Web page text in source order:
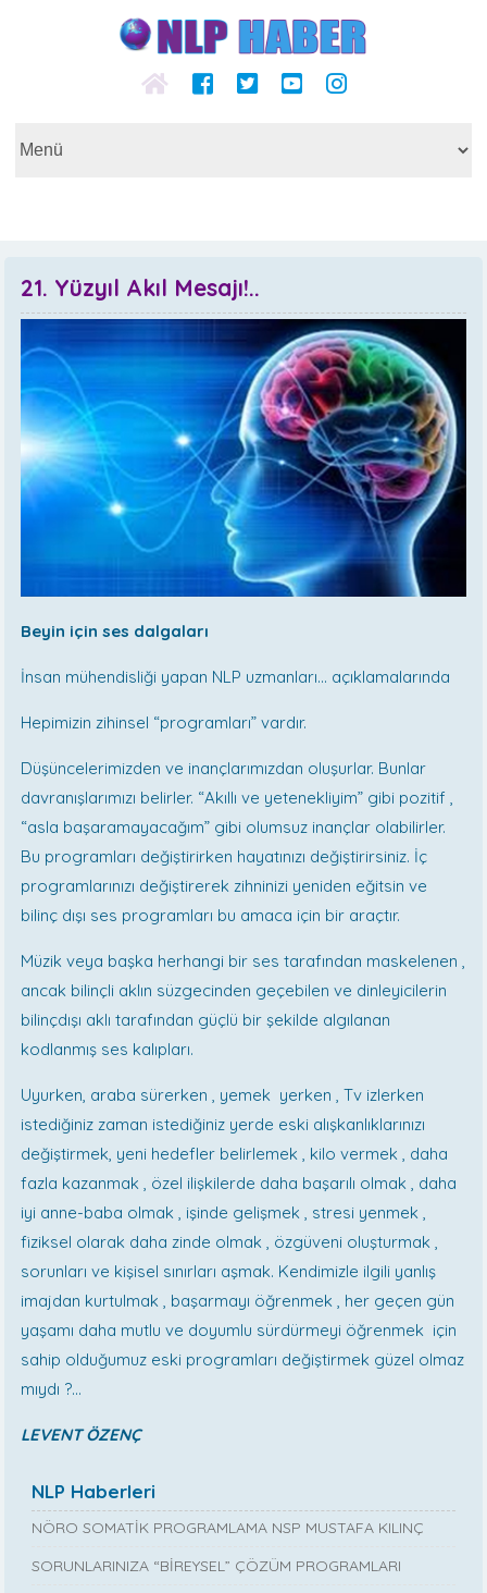
21. Yüzyıl Akıl Mesajı!..
Beyin için ses dalgaları
İnsan mühendisliği yapan NLP uzmanları… açıklamalarında
Hepimizin zihinsel “programları” vardır.
Düşüncelerimizden ve inançlarımızdan oluşurlar. Bunlar
davranışlarımızı belirler. “Akıllı ve yetenekliyim” gibi pozitif ,
“asla başaramayacağım” gibi olumsuz inançlar olabilirler.
Bu programları değiştirirken hayatınızı değiştirirsiniz. İç
programlarınızı değiştirerek zihninizi yeniden eğitsin ve
bilinç dışı ses programları bu amaca için bir araçtır.
Müzik veya başka herhangi bir ses tarafından maskelenen ,
ancak bilinçli aklın süzgecinden geçebilen ve dinleyicilerin
bilinçdışı aklı tarafından güçlü bir şekilde algılanan
kodlanmış ses kalıpları.
Uyurken, araba sürerken , yemek yerken , Tv izlerken
istediğiniz zaman istediğiniz yerde eski alışkanlıklarınızı
değiştirmek, yeni hedefler belirlemek , kilo vermek , daha
fazla kazanmak , özel ilişkilerde daha başarılı olmak , daha
iyi anne-baba olmak , işinde gelişmek , stresi yenmek ,
fiziksel olarak daha zinde olmak , özgüveni oluşturmak ,
sorunları ve kişisel sınırları aşmak. Kendimizle ilgili yanlış
imajdan kurtulmak , başarmayı öğrenmek , her geçen gün
yaşamı daha mutlu ve doyumlu sürdürmeyi öğrenmek için
sahip olduğumuz eski programları değiştirmek güzel olmaz
mıydı ?...
LEVENT ÖZENÇ
NLP Haberleri
NÖRO SOMATİK PROGRAMLAMA NSP MUSTAFA KILINÇ
SORUNLARINIZA “BİREYSEL” ÇÖZÜM PROGRAMLARI